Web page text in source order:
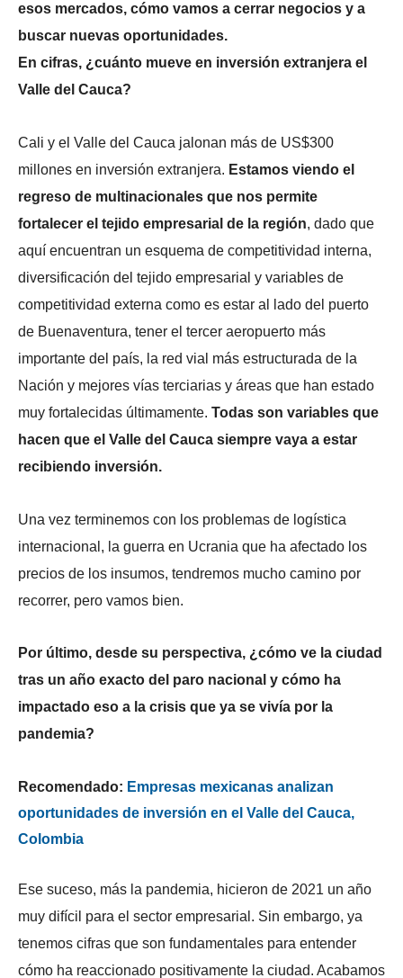
esos mercados, cómo vamos a cerrar negocios y a
buscar nuevas oportunidades.
En cifras, ¿cuánto mueve en inversión extranjera el
Valle del Cauca?
Cali y el Valle del Cauca jalonan más de US$300
millones en inversión extranjera. Estamos viendo el
regreso de multinacionales que nos permite
fortalecer el tejido empresarial de la región, dado que
aquí encuentran un esquema de competitividad interna,
diversificación del tejido empresarial y variables de
competitividad externa como es estar al lado del puerto
de Buenaventura, tener el tercer aeropuerto más
importante del país, la red vial más estructurada de la
Nación y mejores vías terciarias y áreas que han estado
muy fortalecidas últimamente. Todas son variables que
hacen que el Valle del Cauca siempre vaya a estar
recibiendo inversión.
Una vez terminemos con los problemas de logística
internacional, la guerra en Ucrania que ha afectado los
precios de los insumos, tendremos mucho camino por
recorrer, pero vamos bien.
Por último, desde su perspectiva, ¿cómo ve la ciudad
tras un año exacto del paro nacional y cómo ha
impactado eso a la crisis que ya se vivía por la
pandemia?
Recomendado: Empresas mexicanas analizan
oportunidades de inversión en el Valle del Cauca,
Colombia
Ese suceso, más la pandemia, hicieron de 2021 un año
muy difícil para el sector empresarial. Sin embargo, ya
tenemos cifras que son fundamentales para entender
cómo ha reaccionado positivamente la ciudad. Acabamos